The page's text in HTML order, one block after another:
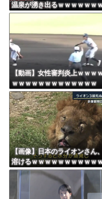
温泉が湧き出るｗｗｗｗｗｗ
ｗｗｗｗｗ
【動画】女性審判炎上ｗｗｗ
ｗｗｗｗｗｗｗｗｗｗｗｗｗ
【画像】日本のライオンさん、
溶けるｗｗｗｗｗｗｗｗｗｗ
ｗｗｗ